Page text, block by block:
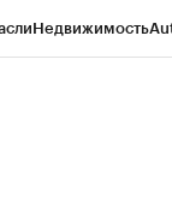
Недвижимость